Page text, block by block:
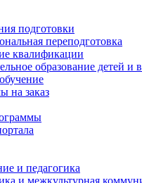
подготовки
переподготовка
квалификации
образование детей и
на заказ
и педагогика
и межкультурная